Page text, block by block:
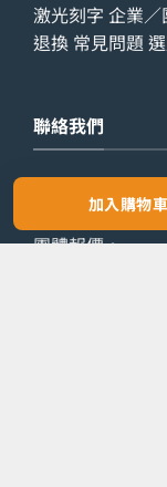
加入購物車
激光刻字 企業／
退換 常見問題
聯絡我們
2861 8762
團體報價。